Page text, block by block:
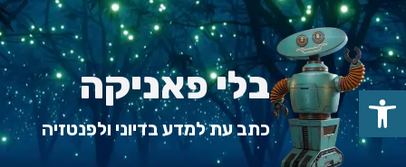
Skip
to
content
בלי פאניקה
כתב עת למדע בדיוני ולפנטזיה
פתח סרגל נגישות